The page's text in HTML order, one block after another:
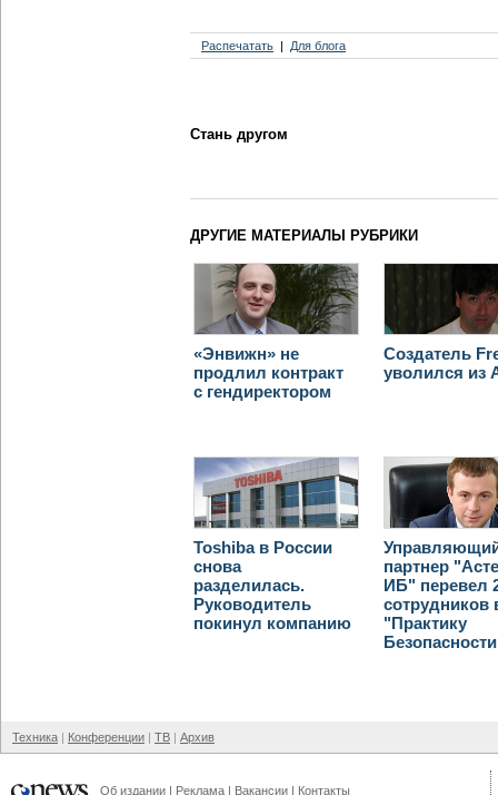
Распечатать Для блога
Стань другом
ДРУГИЕ МАТЕРИАЛЫ РУБРИКИ
«Энвижн» не
продлил контракт
с гендиректором
Создатель
уволился из
Toshiba в России
снова
разделилась.
Руководитель
покинул компанию
партнер
ИБ" перевел
сотрудников
"Практику
Техника Конференции ТВ Архив
Об издании Реклама Вакансии Контакты